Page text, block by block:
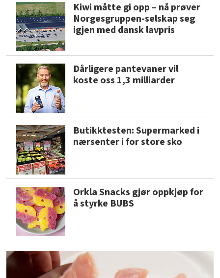
Kiwi måtte gi opp – nå prøver
Norgesgruppen-selskap seg
igjen med dansk lavpris
Dårligere pantevaner vil
koste oss 1,3 milliarder
Butikktesten: Supermarked i
nærsenter i for store sko
Orkla Snacks gjør oppkjøp for
å styrke BUBS